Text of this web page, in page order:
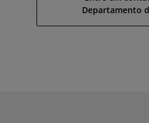
Departamento